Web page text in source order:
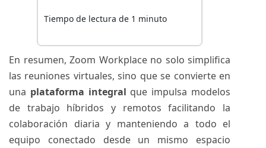
Tiempo de lectura de 1 minuto
En resumen, Zoom Workplace no solo simplifica
las reuniones virtuales, sino que se convierte en
una plataforma integral que impulsa modelos
de trabajo híbridos y remotos facilitando la
colaboración diaria y manteniendo a todo el
equipo conectado desde un mismo espacio